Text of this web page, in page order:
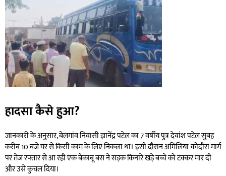
हादसा कैसे हुआ?
जानकारी के अनुसार, बेलगांव निवासी ज्ञानेंद्र पटेल का 7 वर्षीय पुत्र देवांश पटेल सुबह
करीब 10 बजे घर से किसी काम के लिए निकला था। इसी दौरान अमिलिया-कोदौरा मार्ग
पर तेज रफ्तार से आ रही एक बेकाबू बस ने सड़क किनारे खड़े बच्चे को टक्कर मार दी
और उसे कुचल दिया।